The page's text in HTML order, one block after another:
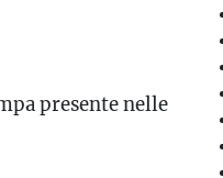
presente nelle